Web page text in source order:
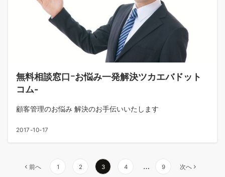
無料相談窓口ｰお悩み一発解決ツカエバドット
コム-
顧客管理のお悩み 解決のお手伝いいたします
2017-10-17
前へ 1 2 3 4 … 9 次へ